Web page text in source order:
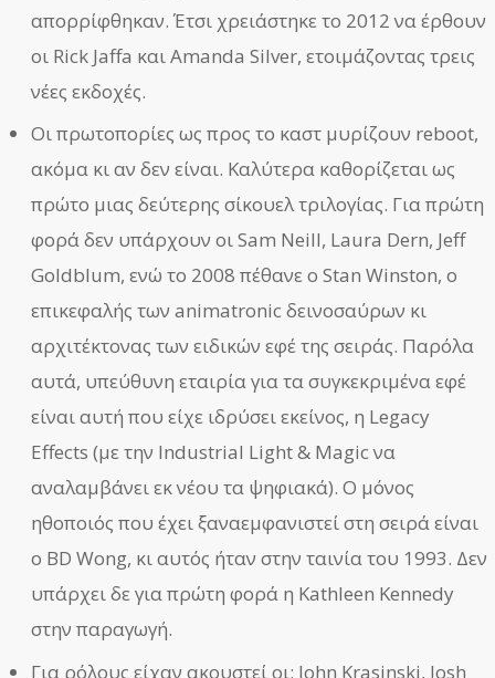
απορρίφθηκαν. Έτσι χρειάστηκε το 2012 να έρθουν
οι Rick Jaffa και Amanda Silver, ετοιμάζοντας τρεις
νέες εκδοχές.
Οι πρωτοπορίες ως προς το καστ μυρίζουν reboot,
ακόμα κι αν δεν είναι. Καλύτερα καθορίζεται ως
πρώτο μιας δεύτερης σίκουελ τριλογίας. Για πρώτη
φορά δεν υπάρχουν οι Sam Neill, Laura Dern, Jeff
Goldblum, ενώ το 2008 πέθανε ο Stan Winston, ο
επικεφαλής των animatronic δεινοσαύρων κι
αρχιτέκτονας των ειδικών εφέ της σειράς. Παρόλα
αυτά, υπεύθυνη εταιρία για τα συγκεκριμένα εφέ
είναι αυτή που είχε ιδρύσει εκείνος, η Legacy
Effects (με την Industrial Light & Magic να
αναλαμβάνει εκ νέου τα ψηφιακά). Ο μόνος
ηθοποιός που έχει ξαναεμφανιστεί στη σειρά είναι
ο BD Wong, κι αυτός ήταν στην ταινία του 1993. Δεν
υπάρχει δε για πρώτη φορά η Kathleen Kennedy
στην παραγωγή.
Για ρόλους είχαν ακουστεί οι: John Krasinski, Josh